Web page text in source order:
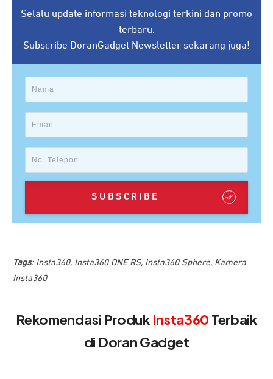
Selalu update informasi teknologi terkini dan promo
terbaru.
Subscribe DoranGadget Newsletter sekarang juga!
SUBSCRIBE
Tags: Insta360, Insta360 ONE RS, Insta360 Sphere, Kamera
Insta360
Rekomendasi Produk Insta360 Terbaik
di Doran Gadget